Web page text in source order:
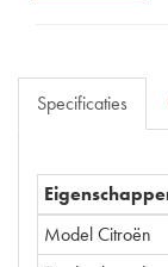
Specificaties
Model Citroën